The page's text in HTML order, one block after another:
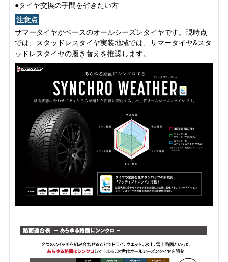
●タイヤ交換の手間を省きたい方
注意点
サマータイヤがベースのオールシーズンタイヤです。現時点
では、スタッドレスタイヤ実装地域では、サマータイヤ&スタ
ッドレスタイヤの履き替えを推奨します。